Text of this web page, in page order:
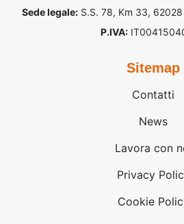
Sede legale:S.S. 78, Km 33, 62028
P.IVA:
Sitemap
Contatti
News
Lavora con
Privacy
Cookie